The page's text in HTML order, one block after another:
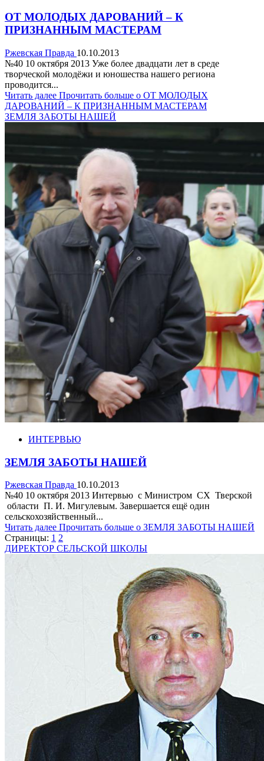
ОТ МОЛОДЫХ ДАРОВАНИЙ – К
ПРИЗНАННЫМ МАСТЕРАМ
Ржевская Правда 10.10.2013
№40 10 октября 2013 Уже более двадцати лет в среде
творческой молодёжи и юношества нашего региона
проводится...
Читать далее Прочитать больше о ОТ МОЛОДЫХ
ДАРОВАНИЙ – К ПРИЗНАННЫМ МАСТЕРАМ
ЗЕМЛЯ ЗАБОТЫ НАШЕЙ
ИНТЕРВЬЮ
ЗЕМЛЯ ЗАБОТЫ НАШЕЙ
Ржевская Правда 10.10.2013
№40 10 октября 2013 Интервью с Министром СХ Тверской
области П. И. Мигулевым. Завершается ещё один
сельскохозяйственный...
Читать далее Прочитать больше о ЗЕМЛЯ ЗАБОТЫ НАШЕЙ
Страницы: 1 2
ДИРЕКТОР СЕЛЬСКОЙ ШКОЛЫ